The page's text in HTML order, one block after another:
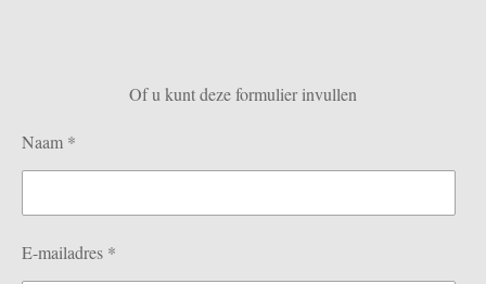
A
p
Of u kunt deze formulier invullen
Naam *
E-mailadres *